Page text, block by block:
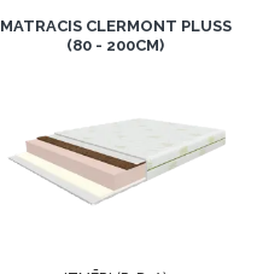
MATRACIS CLERMONT PLUSS
(80 - 200CM)